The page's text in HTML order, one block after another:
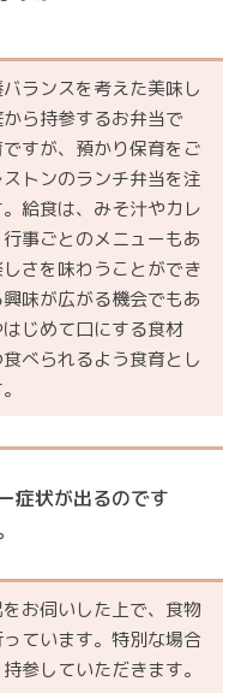
ランスを考えた美味し
ら持参するお弁当で
すが、預かり保育をご
トンのランチ弁当を注
給食は、みそ汁やカレ
事ごとのメニューもあ
さを味わうことができ
味が広がる機会でもあ
じめて口にする食材
べられるよう食育とし
症状が出るのです
お伺いした上で、食物
ています。特別な場合
参していただきます。